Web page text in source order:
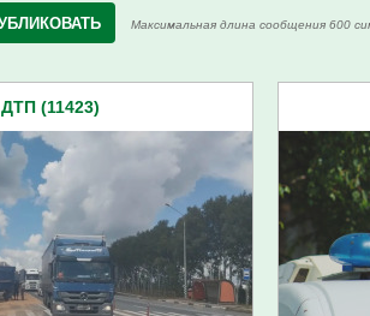
Максимальная длина сообщения 600
ДТП (11423)